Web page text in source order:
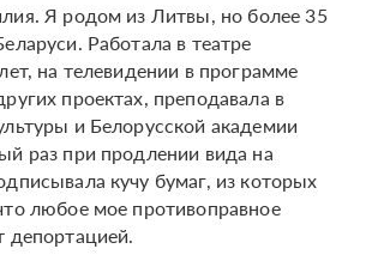
Я родом из Литвы, но более 35
Работала в театре
на телевидении в программе
проектах, преподавала в
и Белорусской академии
раз при продлении вида на
кучу бумаг, из которых
любое мое противоправное
депортацией.